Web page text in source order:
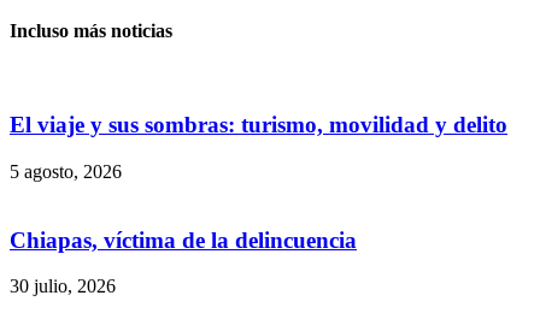
Incluso más noticias
El viaje y sus sombras: turismo, movilidad y delito
5 agosto, 2026
Chiapas, víctima de la delincuencia
30 julio, 2026